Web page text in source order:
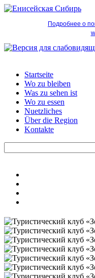
Подробнее о
Startseite
Wo zu bleiben
Was zu sehen ist
Wo zu essen
Nuetzliches
Über die Region
Kontakte